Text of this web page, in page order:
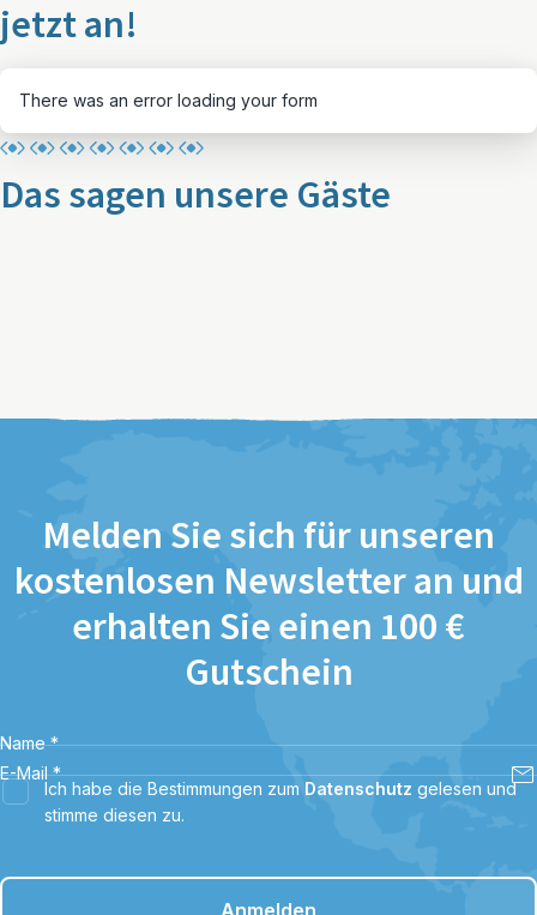
jetzt an!
There was an error loading your form
Das sagen unsere Gäste
Melden Sie sich für unseren
kostenlosen Newsletter an und
erhalten Sie einen 100 €
Gutschein
Name *
E-Mail *
Ich habe die Bestimmungen zum Datenschutz gelesen und
stimme diesen zu.
Anmelden